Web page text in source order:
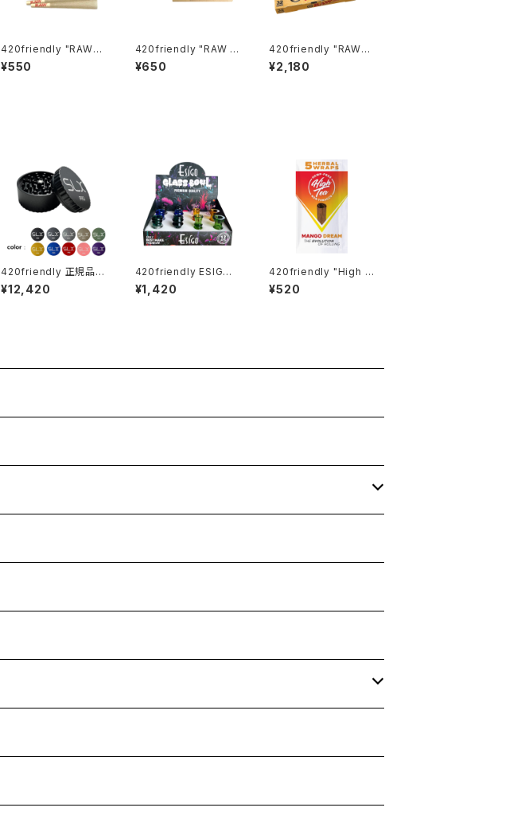
420friendly "RAW"
クラシックコーン -1¼
（84mm）6本入り
¥550
420friendly "RAW Bl
ack" プレロール コー
ン 1¼（84mm）6本入り
¥650
420friendly "RAW"
クラシック 1¼ コーン｜
無添加・無漂白プレロ
¥2,180
420friendly 正規品
「SLX PRO」グラインダ
ーがフルモデルチェン
¥12,420
420friendly ESIGO 1
4mmガラスボウル(火
皿) Phoenix Ash Cat
¥1,420
420friendly "High T
ea"- Blunt Wraps /
自分で巻く 愛好家 420
¥520